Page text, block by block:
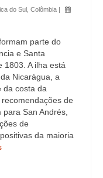
do Sul Colômbia |
parte do
e Santa
1803. A ilha está
Nicarágua, a
da costa da
de
San Andrés,
de
da maioria